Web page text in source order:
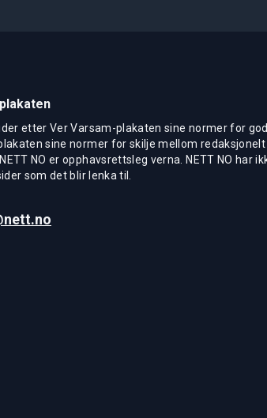
etter Ver Varsam-plakaten sine normer for
sine normer for skilje mellom
NO er opphavsrettsleg verna. NETT NO har
som det blir lenka til.